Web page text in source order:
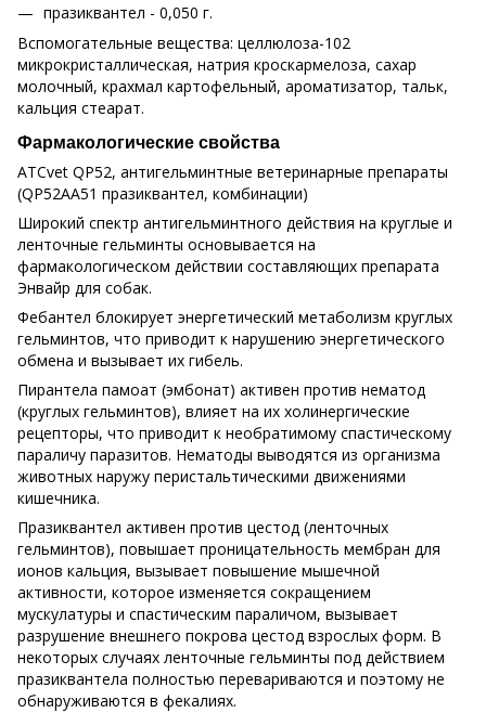
празиквантел - 0,050 г.
Вспомогательные вещества: целлюлоза-102
микрокристаллическая, натрия кроскармелоза, сахар
молочный, крахмал картофельный, ароматизатор, тальк,
кальция стеарат.
Фармакологические свойства
ATCvet QP52, антигельминтные ветеринарные препараты
(QP52AA51 празиквантел, комбинации)
Широкий спектр антигельминтного действия на круглые и
ленточные гельминты основывается на
фармакологическом действии составляющих препарата
Энвайр для собак.
Фебантел блокирует энергетический метаболизм круглых
гельминтов, что приводит к нарушению энергетического
обмена и вызывает их гибель.
Пирантела памоат (эмбонат) активен против нематод
(круглых гельминтов), влияет на их холинергические
рецепторы, что приводит к необратимому спастическому
параличу паразитов. Нематоды выводятся из организма
животных наружу перистальтическими движениями
кишечника.
Празиквантел активен против цестод (ленточных
гельминтов), повышает проницательность мембран для
ионов кальция, вызывает повышение мышечной
активности, которое изменяется сокращением
мускулатуры и спастическим параличом, вызывает
разрушение внешнего покрова цестод взрослых форм. В
некоторых случаях ленточные гельминты под действием
празиквантела полностью перевариваются и поэтому не
обнаруживаются в фекалиях.